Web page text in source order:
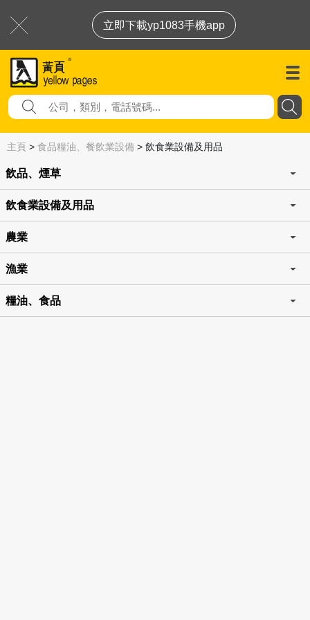
立即下載yp1083手機app
主頁 > 食品糧油、餐飲業設備 > 飲食業設備及用品
飲品、煙草
飲食業設備及用品
農業
漁業
糧油、食品